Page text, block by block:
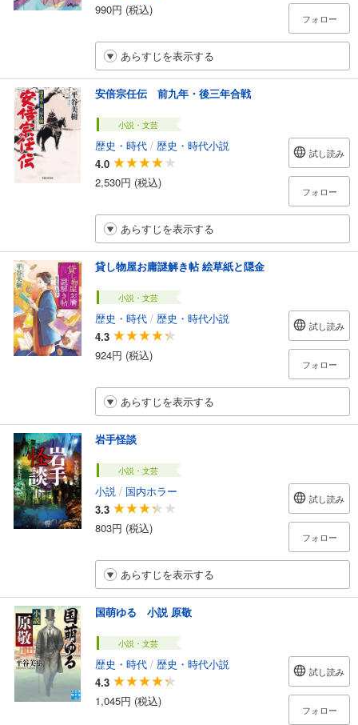
990円 (税込)
フォロー
あらすじを表示する
安倍宗任伝 前九年・後三年合戦
小説・文芸
歴史・時代 / 歴史・時代小説
4.0
2,530円 (税込)
試し読み
フォロー
あらすじを表示する
貸し物屋お庸謎解き帖 絵草紙と隠金
小説・文芸
歴史・時代 / 歴史・時代小説
4.3
924円 (税込)
試し読み
フォロー
あらすじを表示する
岩手怪談
小説・文芸
小説 / 国内ホラー
3.3
803円 (税込)
試し読み
フォロー
あらすじを表示する
国萌ゆる 小説 原敬
小説・文芸
歴史・時代 / 歴史・時代小説
4.3
1,045円 (税込)
試し読み
フォロー